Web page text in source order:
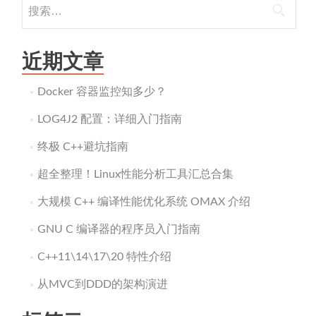
索：
近期文章
Docker 容器监控知多少？
LOG4J2 配置：详细入门指南
终极 C++避坑指南
超全整理！Linux性能分析工具汇总合集
大规模 C++ 编译性能优化系统 OMAX 介绍
GNU C 编译器的程序员入门指南
C++11\14\17\20 特性介绍
从MVC到DDD的架构演进